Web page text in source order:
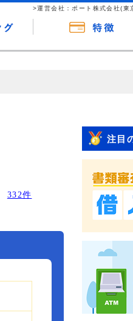
>運営会社：ポート株式会社(東
332件
注目